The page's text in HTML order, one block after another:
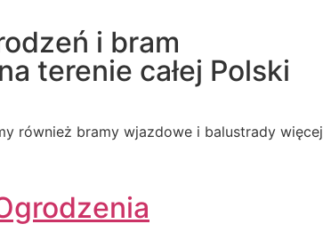
i bram
terenie całej Polski
również bramy wjazdowe i balustrady więcej